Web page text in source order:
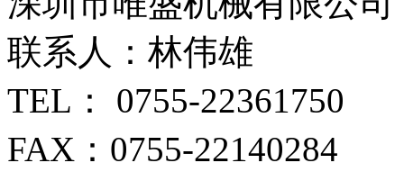
联系人：林伟雄
TEL： 0755-22361750
FAX：0755-22140284